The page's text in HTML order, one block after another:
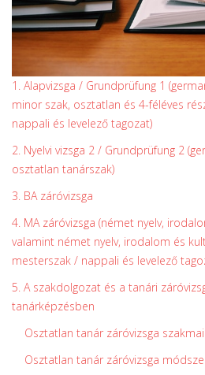
1. Alapvizsga / Grundprüfung 1
minor szak, osztatlan és 4-féléves
nappali és levelező tagozat)
2. Nyelvi vizsga 2 / Grundprüfung 2
osztatlan tanárszak)
3. BA záróvizsga
4. MA záróvizsga (német nyelv,
valamint német nyelv, irodalom és
mesterszak / nappali és levelező
5. A szakdolgozat és a tanári
tanárképzésben
Osztatlan tanár záróvizsga
Osztatlan tanár záróvizsga